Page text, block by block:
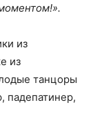
из
из
танцоры
падепатинер,